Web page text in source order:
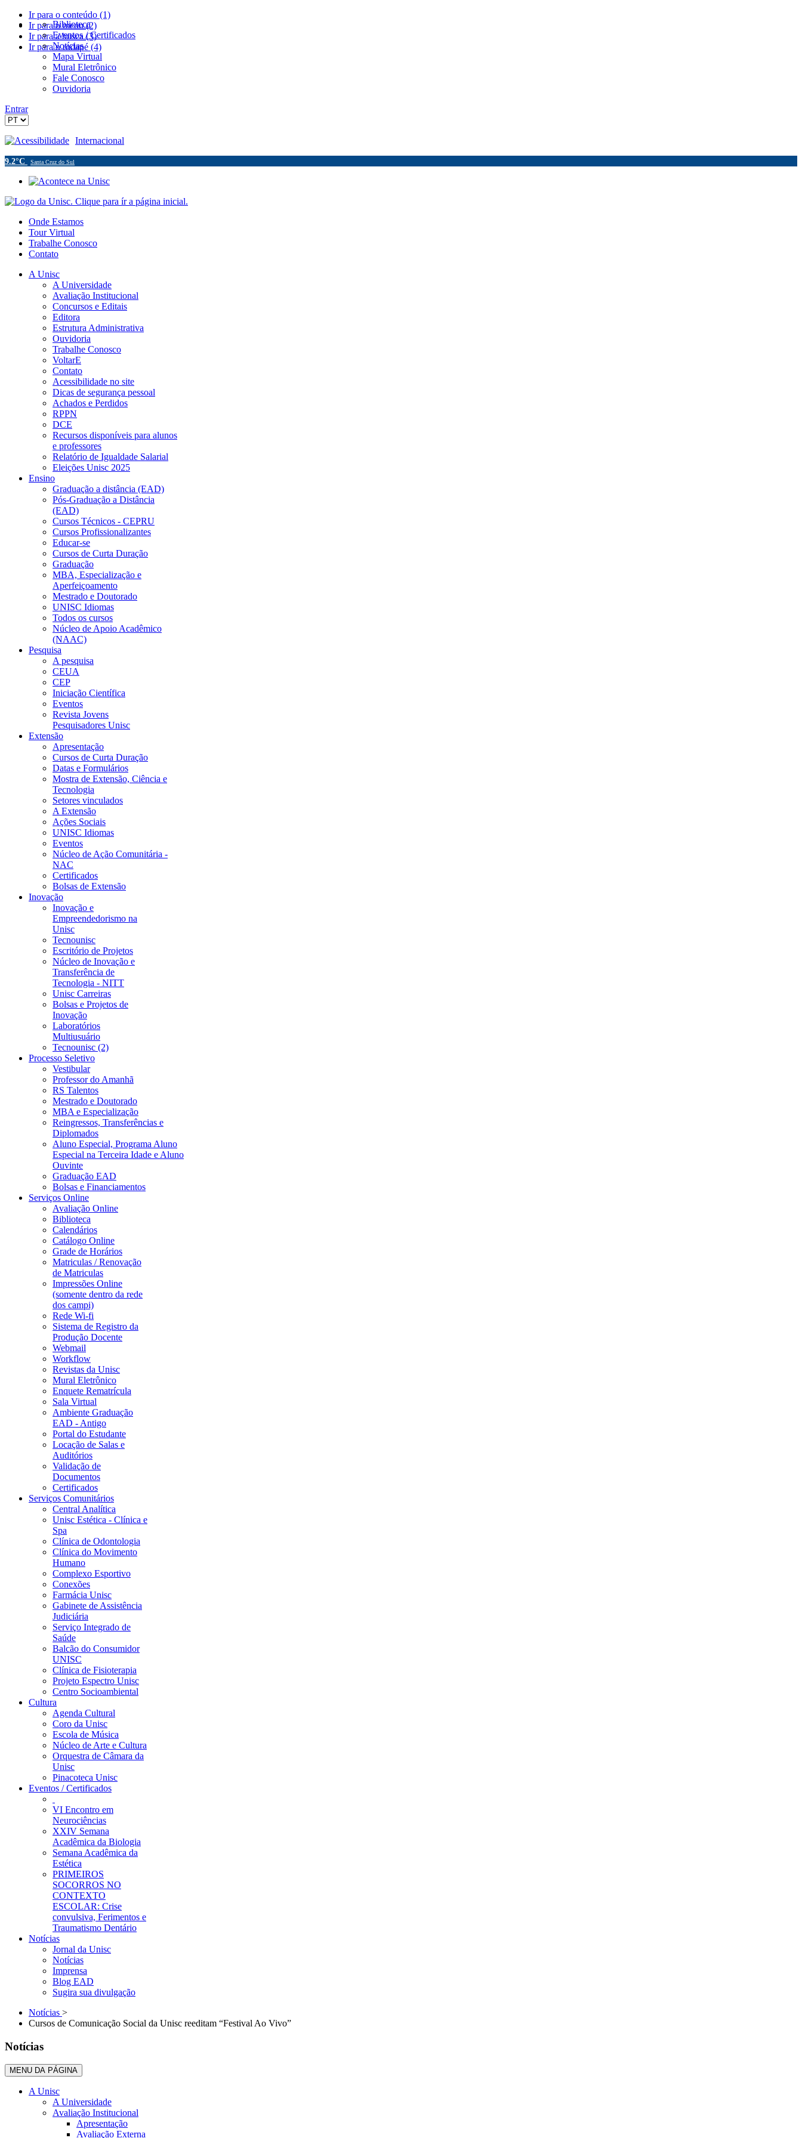
Ir para o conteúdo (1)
Ir para o menu (2)
Ir para a busca (3)
Ir para o rodapé (4)
Biblioteca
Eventos / Certificados
Notícias
Mapa Virtual
Mural Eletrônico
Fale Conosco
Ouvidoria
Entrar
Acessibilidade Internacional
9.2°C Santa Cruz do Sul
Onde Estamos
Tour Virtual
Trabalhe Conosco
Contato
A Unisc
A Universidade
Avaliação Institucional
Concursos e Editais
Editora
Estrutura Administrativa
Ouvidoria
Trabalhe Conosco
VoltarE
Contato
Acessibilidade no site
Dicas de segurança pessoal
Achados e Perdidos
RPPN
DCE
Recursos disponíveis para alunos
e professores
Relatório de Igualdade Salarial
Eleições Unisc 2025
Ensino
Graduação a distância (EAD)
Pós-Graduação a Distância
(EAD)
Cursos Técnicos - CEPRU
Cursos Profissionalizantes
Educar-se
Cursos de Curta Duração
Graduação
MBA, Especialização e
Aperfeiçoamento
Mestrado e Doutorado
UNISC Idiomas
Todos os cursos
Núcleo de Apoio Acadêmico
(NAAC)
Pesquisa
A pesquisa
CEUA
CEP
Iniciação Científica
Eventos
Revista Jovens
Pesquisadores Unisc
Extensão
Apresentação
Cursos de Curta Duração
Datas e Formulários
Mostra de Extensão, Ciência e
Tecnologia
Setores vinculados
A Extensão
Ações Sociais
UNISC Idiomas
Eventos
Núcleo de Ação Comunitária -
NAC
Certificados
Bolsas de Extensão
Inovação
Inovação e
Empreendedorismo na
Unisc
Tecnounisc
Escritório de Projetos
Núcleo de Inovação e
Transferência de
Tecnologia - NITT
Unisc Carreiras
Bolsas e Projetos de
Inovação
Laboratórios
Multiusuário
Tecnounisc (2)
Processo Seletivo
Vestibular
Professor do Amanhã
RS Talentos
Mestrado e Doutorado
MBA e Especialização
Reingressos, Transferências e
Diplomados
Aluno Especial, Programa Aluno
Especial na Terceira Idade e Aluno
Ouvinte
Graduação EAD
Bolsas e Financiamentos
Serviços Online
Avaliação Online
Biblioteca
Calendários
Catálogo Online
Grade de Horários
Matriculas / Renovação
de Matriculas
Impressões Online
(somente dentro da rede
dos campi)
Rede Wi-fi
Sistema de Registro da
Produção Docente
Webmail
Workflow
Revistas da Unisc
Mural Eletrônico
Enquete Rematrícula
Sala Virtual
Ambiente Graduação
EAD - Antigo
Portal do Estudante
Locação de Salas e
Auditórios
Validação de
Documentos
Certificados
Serviços Comunitários
Central Analítica
Unisc Estética - Clínica e
Spa
Clínica de Odontologia
Clínica do Movimento
Humano
Complexo Esportivo
Conexões
Farmácia Unisc
Gabinete de Assistência
Judiciária
Serviço Integrado de
Saúde
Balcão do Consumidor
UNISC
Clínica de Fisioterapia
Projeto Espectro Unisc
Centro Socioambiental
Cultura
Agenda Cultural
Coro da Unisc
Escola de Música
Núcleo de Arte e Cultura
Orquestra de Câmara da
Unisc
Pinacoteca Unisc
Eventos / Certificados
VI Encontro em
Neurociências
XXIV Semana
Acadêmica da Biologia
Semana Acadêmica da
Estética
PRIMEIROS
SOCORROS NO
CONTEXTO
ESCOLAR: Crise
convulsiva, Ferimentos e
Traumatismo Dentário
Notícias
Jornal da Unisc
Notícias
Imprensa
Blog EAD
Sugira sua divulgação
Notícias >
Cursos de Comunicação Social da Unisc reeditam “Festival Ao Vivo”
Notícias
MENU DA PÁGINA
A Unisc
A Universidade
Avaliação Institucional
Apresentação
Avaliação Externa